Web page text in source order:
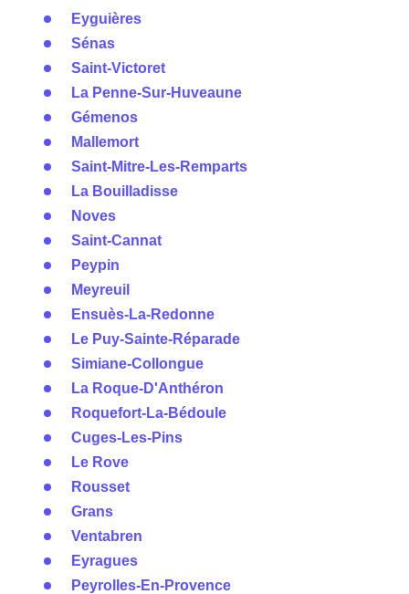
Eyguières
Sénas
Saint-Victoret
La Penne-Sur-Huveaune
Gémenos
Mallemort
Saint-Mitre-Les-Remparts
La Bouilladisse
Noves
Saint-Cannat
Peypin
Meyreuil
Ensuès-La-Redonne
Le Puy-Sainte-Réparade
Simiane-Collongue
La Roque-D'Anthéron
Roquefort-La-Bédoule
Cuges-Les-Pins
Le Rove
Rousset
Grans
Ventabren
Eyragues
Peyrolles-En-Provence